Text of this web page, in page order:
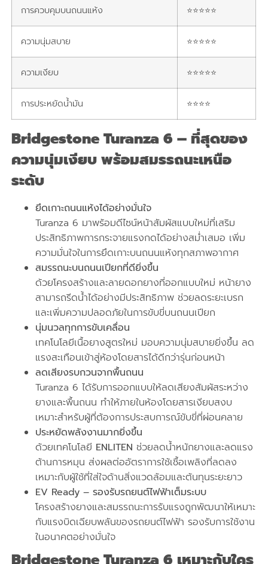
การควบคุมบนถนนแห้ง ⭐⭐⭐⭐⭐
ความนุ่มสบาย ⭐⭐⭐⭐⭐
ความเงียบ ⭐⭐⭐⭐⭐
การประหยัดน้ำมัน ⭐⭐⭐⭐
Bridgestone Turanza 6 – ที่สุดของ
ความนุ่มเงียบ พร้อมสมรรถนะเหนือ
ระดับ
ยึดเกาะถนนแห้งได้อย่างมั่นใจ
Turanza 6 มาพร้อมดีไซน์หน้าสัมผัสแบบใหม่ที่เสริม
ประสิทธิภาพการกระจายแรงกดได้อย่างสม่ำเสมอ เพิ่ม
ความมั่นใจในการยึดเกาะบนถนนแห้งทุกสภาพอากาศ
สมรรถนะบนถนนเปียกที่ดียิ่งขึ้น
ด้วยโครงสร้างและลายดอกยางที่ออกแบบใหม่ หน้ายาง
สามารถรีดน้ำได้อย่างมีประสิทธิภาพ ช่วยลดระยะเบรก
และเพิ่มความปลอดภัยในการขับขี่บนถนนเปียก
นุ่มนวลทุกการขับเคลื่อน
เทคโนโลยีเนื้อยางสูตรใหม่ มอบความนุ่มสบายยิ่งขึ้น ลด
แรงสะเทือนเข้าสู่ห้องโดยสารได้ดีกว่ารุ่นก่อนหน้า
ลดเสียงรบกวนจากพื้นถนน
Turanza 6 ได้รับการออกแบบให้ลดเสียงสัมผัสระหว่าง
ยางและพื้นถนน ทำให้ภายในห้องโดยสารเงียบสงบ
เหมาะสำหรับผู้ที่ต้องการประสบการณ์ขับขี่ที่ผ่อนคลาย
ประหยัดพลังงานมากยิ่งขึ้น
ด้วยเทคโนโลยี ENLITEN ช่วยลดน้ำหนักยางและลดแรง
ต้านการหมุน ส่งผลต่ออัตราการใช้เชื้อเพลิงที่ลดลง
เหมาะกับผู้ใช้ที่ใส่ใจด้านสิ่งแวดล้อมและต้นทุนระยะยาว
EV Ready – รองรับรถยนต์ไฟฟ้าเต็มระบบ
โครงสร้างยางและสมรรถนะการรับแรงถูกพัฒนาให้เหมาะ
กับแรงบิดเฉียบพลันของรถยนต์ไฟฟ้า รองรับการใช้งาน
ในอนาคตอย่างมั่นใจ